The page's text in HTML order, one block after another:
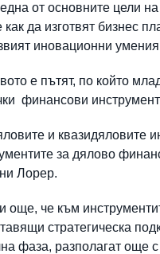
от основните цели
как да изготвят бизнес
иновационни
е пътят, по който
финансови
и квазидяловите
за дялово
Лорер.
още, че към
стратегическа
фаза, разполагат още